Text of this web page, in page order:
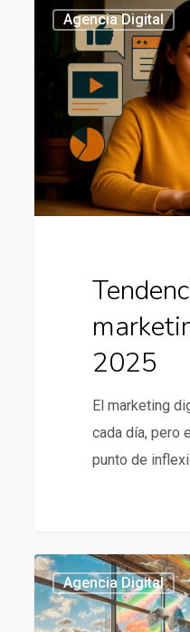
marketing
digital
Agencia Digital
2025
El marketing
cada día, pero
punto de
Qué
es
una
Agencia Digital